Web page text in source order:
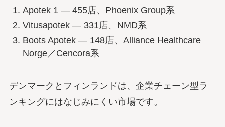
Apotek 1 — 455店、Phoenix Group系
Vitusapotek — 331店、NMD系
Boots Apotek — 148店、Alliance Healthcare
Norge／Cencora系
デンマークとフィンランドは、企業チェーン型ラ
ンキングにはなじみにくい市場です。